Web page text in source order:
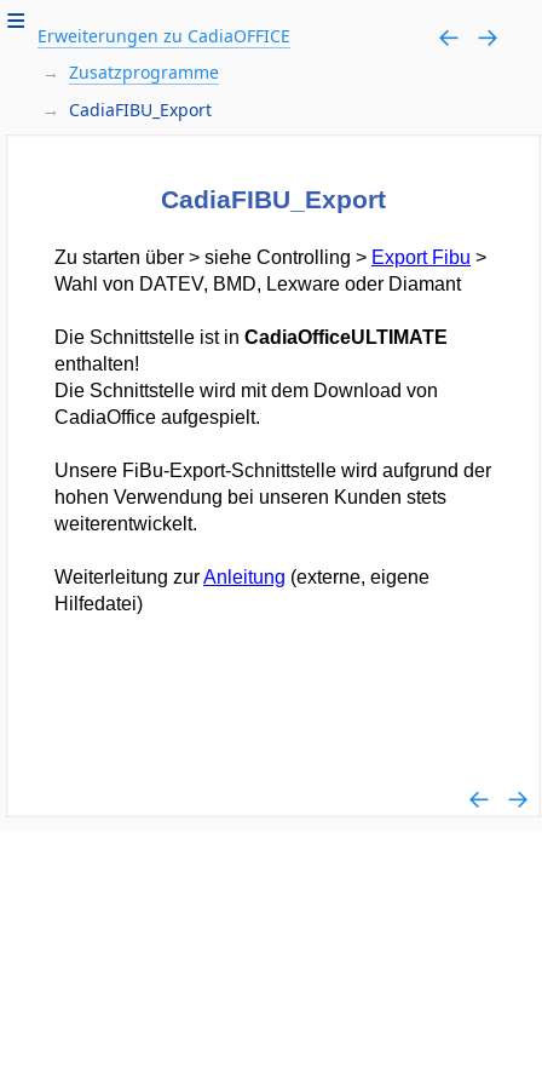
Erweiterungen zu CadiaOFFICE
Zusatzprogramme
CadiaFIBU_Export
CadiaFIBU_Export
Zu starten über > siehe Controlling > Export Fibu >
Wahl von DATEV, BMD, Lexware oder Diamant
Die Schnittstelle ist in CadiaOfficeULTIMATE
enthalten!
Die Schnittstelle wird mit dem Download von
CadiaOffice aufgespielt.
Unsere FiBu-Export-Schnittstelle wird aufgrund der
hohen Verwendung bei unseren Kunden stets
weiterentwickelt.
Weiterleitung zurAnleitung (externe, eigene
Hilfedatei)